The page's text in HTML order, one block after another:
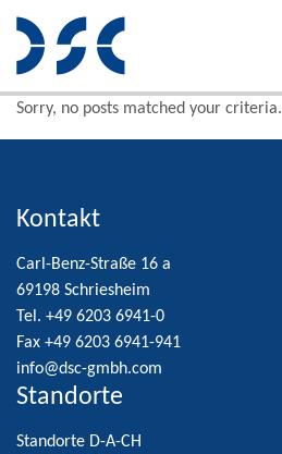
Sorry, no posts matched your criteria.
Kontakt
Carl-Benz-Straße 16 a
69198 Schriesheim
Tel. +49 6203 6941-0
Fax +49 6203 6941-941
info@dsc-gmbh.com
Standorte
Standorte D-A-CH